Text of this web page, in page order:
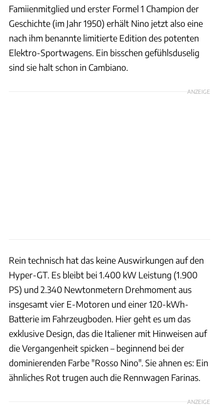
Famiienmitglied und erster Formel 1 Champion der
Geschichte (im Jahr 1950) erhält Nino jetzt also eine
nach ihm benannte limitierte Edition des potenten
Elektro-Sportwagens. Ein bisschen gefühlsduselig
sind sie halt schon in Cambiano.
ANZEIGE
Rein technisch hat das keine Auswirkungen auf den
Hyper-GT. Es bleibt bei 1.400 kW Leistung (1.900
PS) und 2.340 Newtonmetern Drehmoment aus
insgesamt vier E-Motoren und einer 120-kWh-
Batterie im Fahrzeugboden. Hier geht es um das
exklusive Design, das die Italiener mit Hinweisen auf
die Vergangenheit spicken – beginnend bei der
dominierenden Farbe "Rosso Nino". Sie ahnen es: Ein
ähnliches Rot trugen auch die Rennwagen Farinas.
ANZEIGE